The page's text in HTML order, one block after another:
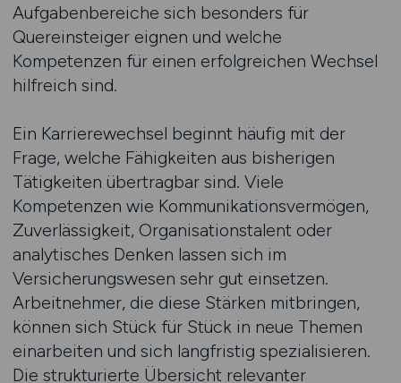
Aufgabenbereiche sich besonders für
Quereinsteiger eignen und welche
Kompetenzen für einen erfolgreichen Wechsel
hilfreich sind.
Ein Karrierewechsel beginnt häufig mit der
Frage, welche Fähigkeiten aus bisherigen
Tätigkeiten übertragbar sind. Viele
Kompetenzen wie Kommunikationsvermögen,
Zuverlässigkeit, Organisationstalent oder
analytisches Denken lassen sich im
Versicherungswesen sehr gut einsetzen.
Arbeitnehmer, die diese Stärken mitbringen,
können sich Stück für Stück in neue Themen
einarbeiten und sich langfristig spezialisieren.
Die strukturierte Übersicht relevanter